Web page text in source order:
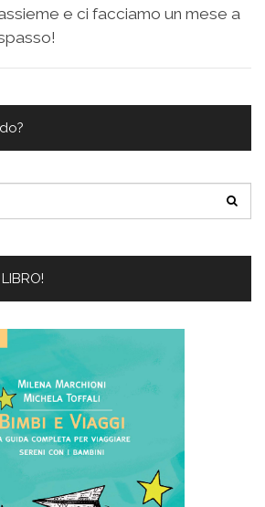
e ci facciamo un mese a